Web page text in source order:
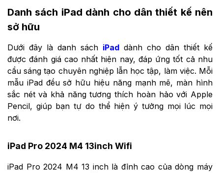
Danh sách iPad dành cho dân thiết kế nên
sở hữu
Dưới đây là danh sách iPad dành cho dân thiết kế
được đánh giá cao nhất hiện nay, đáp ứng tốt cả nhu
cầu sáng tạo chuyên nghiệp lẫn học tập, làm việc. Mỗi
mẫu iPad đều sở hữu hiệu năng mạnh mẽ, màn hình
sắc nét và khả năng tương thích hoàn hảo với Apple
Pencil, giúp bạn tự do thể hiện ý tưởng mọi lúc mọi
nơi.
iPad Pro 2024 M4 13inch Wifi
iPad Pro 2024 M4 13 inch là đỉnh cao của dòng máy